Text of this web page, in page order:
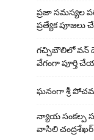
ప్రజా సమస్యల
ప్రత్యేక పూజలు
గచ్చిబౌలిలో వన్
వేగంగా పూర్తి
ఘ‌నంగా శ్రీ
న్యాయ సంక‌ల్ప
వాసిలి